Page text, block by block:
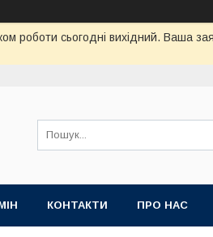
роботи сьогодні вихідний. Ваша
КОНТАКТИ ПРО НАС